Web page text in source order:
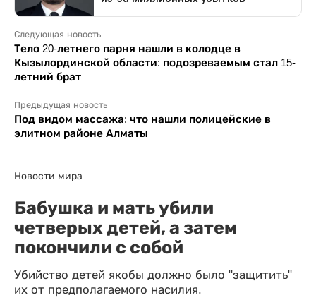
Следующая новость
Тело 20-летнего парня нашли в колодце в
Кызылординской области: подозреваемым стал 15-
летний брат
Предыдущая новость
Под видом массажа: что нашли полицейские в
элитном районе Алматы
Новости мира
Бабушка и мать убили
четверых детей, а затем
покончили с собой
Убийство детей якобы должно было "защитить"
их от предполагаемого насилия.